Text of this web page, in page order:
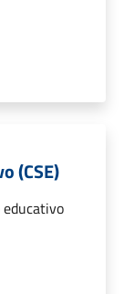
(CSE)
educativo